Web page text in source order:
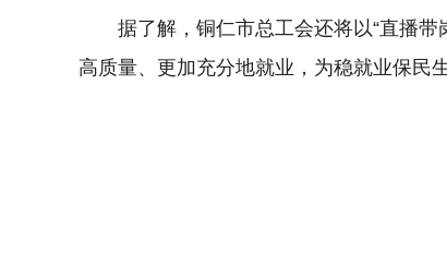
据了解，铜仁市总工会还将以“直播带
高质量、更加充分地就业，为稳就业保民